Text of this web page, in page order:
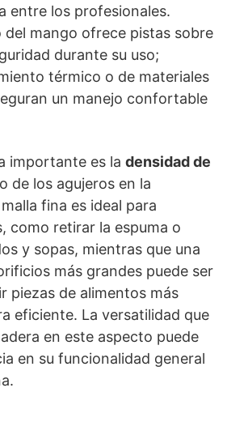
entre los profesionales.
del mango ofrece pistas sobre
durante su uso;
térmico o de materiales
un manejo confortable
importante es la densidad de
de los agujeros en la
fina es ideal para
como retirar la espuma o
y sopas, mientras que una
más grandes puede ser
piezas de alimentos más
eficiente. La versatilidad que
en este aspecto puede
en su funcionalidad general